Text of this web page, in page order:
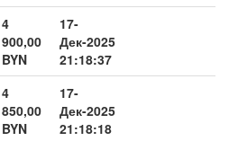
4
900,00
BYN
17-
Дек-2025
21:18:37
4
850,00
BYN
17-
Дек-2025
21:18:18